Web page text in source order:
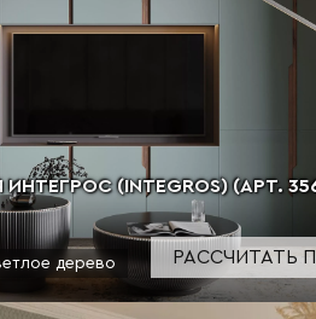
(INTEGROS) (АРТ.
дерево РАССЧИТАТЬ